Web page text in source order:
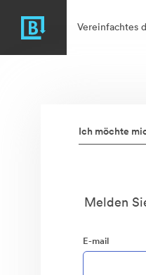
Vereinfachtes
Ich möchte
Melden
E-mail